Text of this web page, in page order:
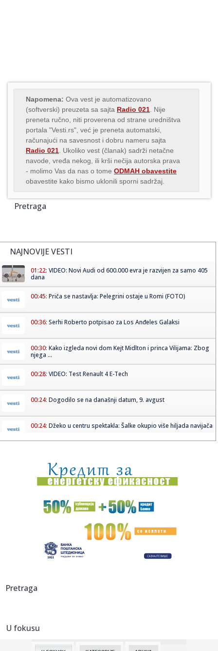
Napomena: Ova vest je automatizovano
(softverski) preuzeta sa sajta Radio 021 . Nije
preneta ručno, niti proverena od strane uredništva
portala "Vesti.rs", već je preneta automatski,
računajući na savesnost i dobru nameru sajta
Radio 021 . Ukoliko vest (članak) sadrži netačne
navode, vređa nekog, ili krši nečija autorska prava
- molimo Vas da nas o tome ODMAH obavestite
obavestite kako bismo uklonili sporni sadržaj.
Pretraga
NAJNOVIJE VESTI
01:22: VIDEO: Novi Audi od 600.000 evra je razvijen za samo 405
dana
00:45: Priča se nastavlja: Pelegrini ostaje u Romi (FOTO)
00:36: Serhi Roberto potpisao za Los Anđeles Galaksi
00:30: Kako izgleda novi dom Kejt Midlton i princa Vilijama: Zbog
njega ...
00:28: VIDEO: Test Renault 4 E-Tech
00:24: Dogodilo se na današnji datum, 9. avgust
00:24: Džeko u centru spektakla: Šalke okupio više hiljada navijača
00:20:Đura Đ. Trajković br. 26: Plejlista za sivu zonu (Fontaines
D....
00:17:Velika akcija tokom noći i ranog jutra u Beogradu: Ekipe
izlaze ...
Na današnji dan, 9. avgust
23:54:TEŽAK UDARAC ZA HETAFE PRED EVROPU: Važan igrač
23:40:
Pretraga
U fokusu